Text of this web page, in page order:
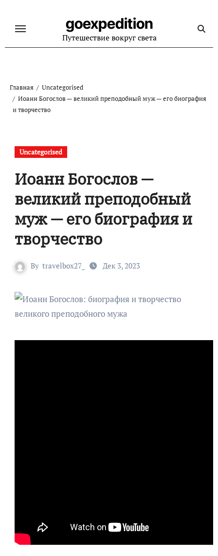
содержанию
goexpedition
Путешествие вокруг света
Главная
Uncategorised
Иоанн Богослов — великий преподобный муж — его биография
и творчество
Uncategorised
Иоанн Богослов —
великий преподобный
муж — его биография и
творчество
By travelbox27_ Дек 3, 2023